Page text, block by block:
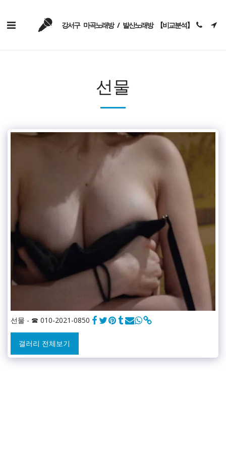
강서구 마곡노래방 / 발산노래방 【비교분석】
선물
선물 - ☎ 010-2021-0850
갤러리 전체보기